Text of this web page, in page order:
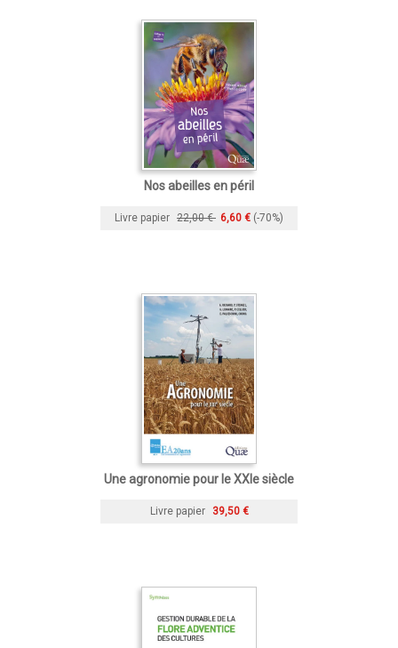
Nos abeilles en péril
Livre papier 22,00 € 6,60 € (-70%)
Une agronomie pour le XXIe siècle
Livre papier 39,50 €